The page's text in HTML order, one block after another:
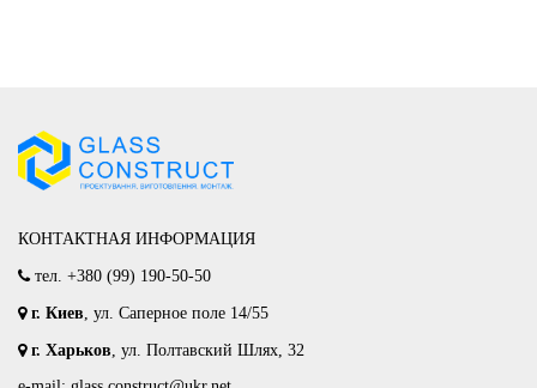
КОНТАКТНАЯ ИНФОРМАЦИЯ
тел. +380 (99) 190-50-50
г. Киев, ул. Саперное поле 14/55
г. Харьков, ул. Полтавский Шлях, 32